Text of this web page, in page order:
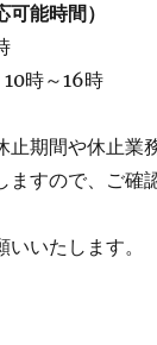
可能時間）
10時～16時
止期間や休止業
ますので、ご確
いたします。